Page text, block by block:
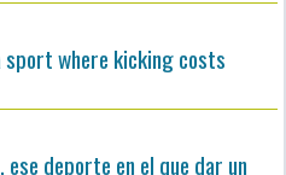
sport where kicking costs
deporte en el que dar un